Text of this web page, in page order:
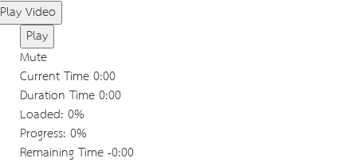
Play Video
Play
Mute
Current Time0:00
Duration Time0:00
Loaded: 0%
Progress: 0%
Remaining Time-0:00